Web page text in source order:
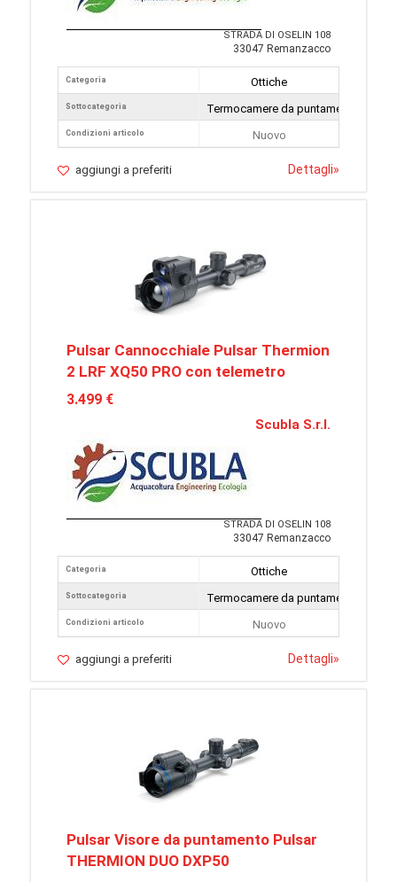
STRADA DI OSELIN 108
33047 Remanzacco
Categoria
Sottocategoria
Condizioni articolo
Ottiche
Termocamere da puntamento
Nuovo
aggiungi a preferiti Dettagli»
Pulsar Cannocchiale Pulsar Thermion
2 LRF XQ50 PRO con telemetro
3.499 €
Scubla S.r.l.
STRADA DI OSELIN 108
33047 Remanzacco
Categoria
Sottocategoria
Condizioni articolo
Ottiche
Termocamere da puntamento
Nuovo
aggiungi a preferiti Dettagli»
Pulsar Visore da puntamento Pulsar
THERMION DUO DXP50